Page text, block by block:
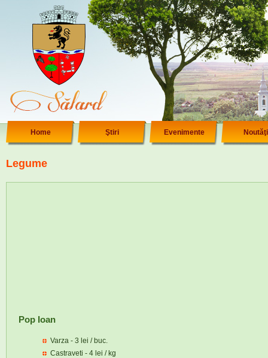
Home Ştiri Evenimente Noutăţi
Legume
Pop Ioan
Varza - 3 lei / buc.
Castraveti - 4 lei / kg